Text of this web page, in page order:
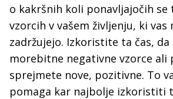
o kakršnih koli ponavljajočih se
vzorcih v vašem življenju, ki vas
zadržujejo. Izkoristite ta čas,
morebitne negativne vzorce ali
sprejmete nove, pozitivne. To
pomaga kar najbolje izkoristiti